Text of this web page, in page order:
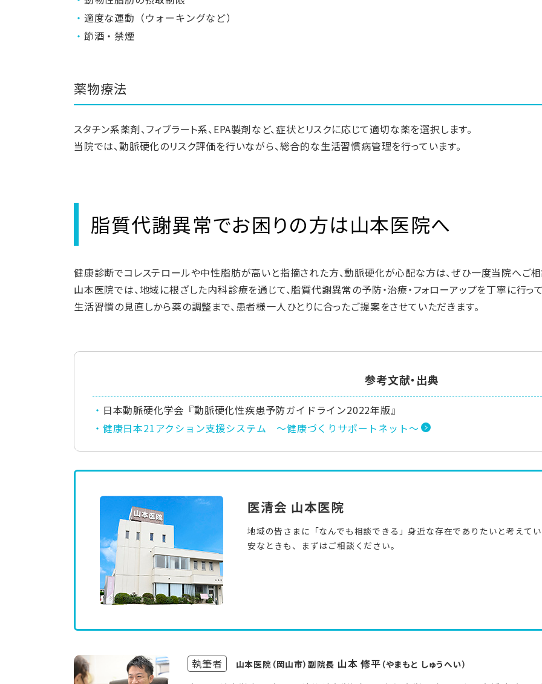
適度な運動（ウォーキングなど）
節酒・禁煙
薬物療法
スタチン系薬剤、フィブラート系、EPA製剤など、症状とリスクに応じて適切な薬を選択します。
当院では、動脈硬化のリスク評価を行いながら、総合的な生活習慣病管理を行っています。
脂質代謝異常でお困りの方は山本医院へ
健康診断でコレステロールや中性脂肪が高いと指摘された方、動脈硬化が心配な方は、ぜひ一度当院へご相
山本医院では、地域に根ざした内科診療を通じて、脂質代謝異常の予防・治療・フォローアップを丁寧に行って
生活習慣の見直しから薬の調整まで、患者様一人ひとりに合ったご提案をさせていただきます。
参考文献・出典
日本動脈硬化学会『動脈硬化性疾患予防ガイドライン2022年版』
健康日本21アクション支援システム ～健康づくりサポートネット～
医清会 山本医院
地域の皆さまに「なんでも相談できる」身近な存在でありたいと考えて
安なときも、まずはご相談ください。
執筆者 山本医院（岡山市）副院長 山本 修平 （やまもと しゅうへい）